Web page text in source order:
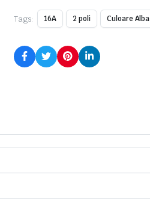
Tags: 16A 2 poli Culoare Alba